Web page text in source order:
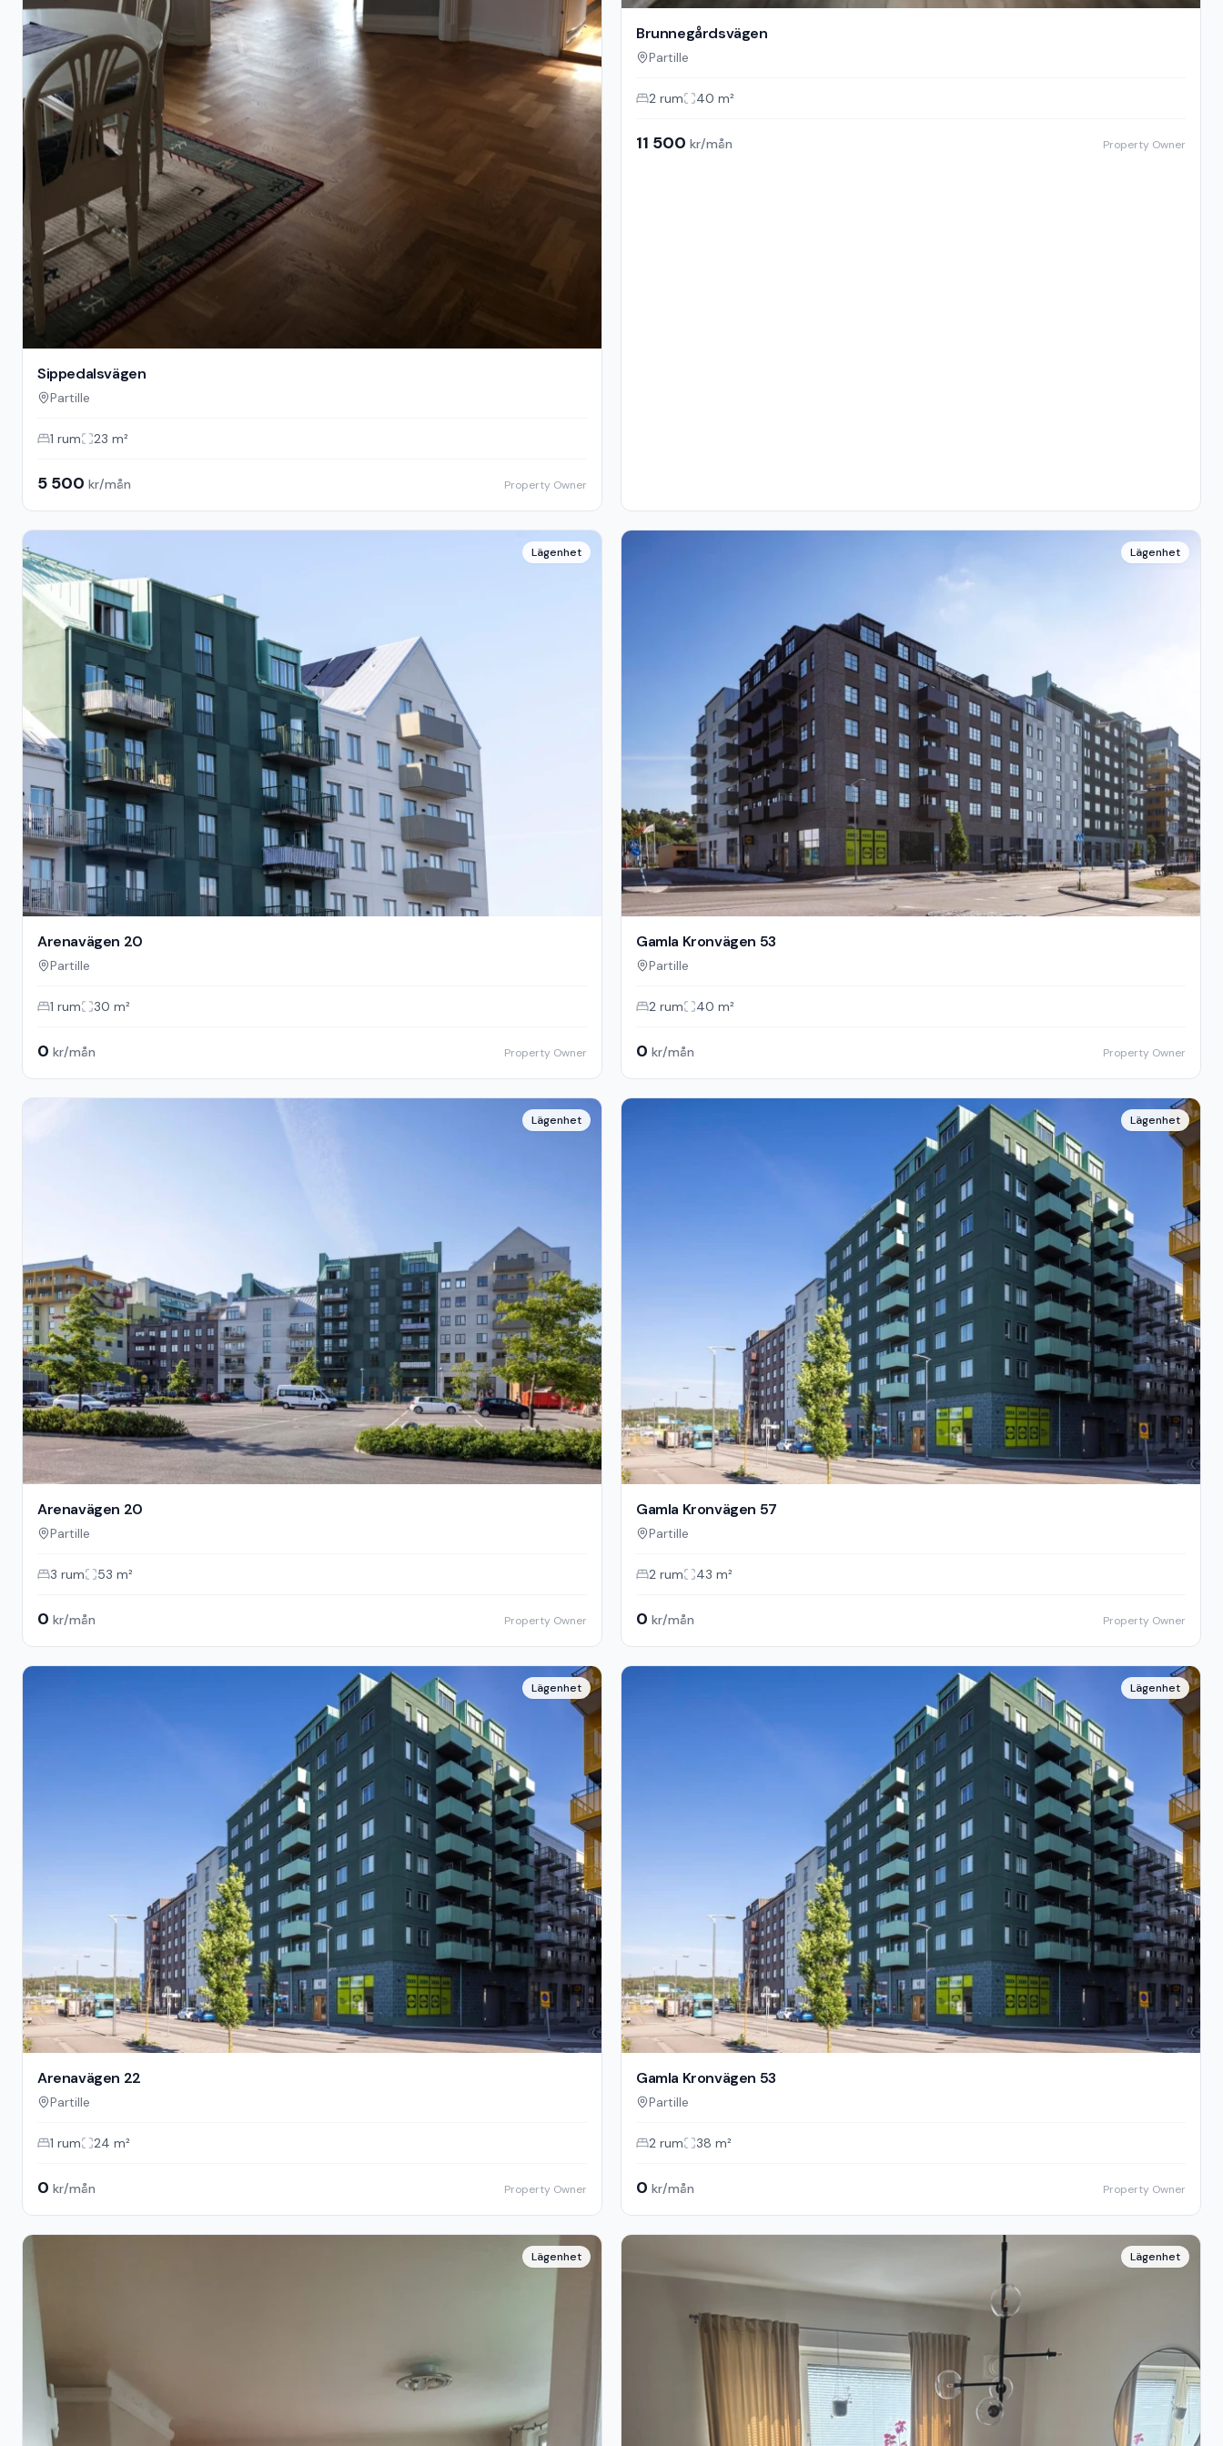
Sippedalsvägen
Partille
1 rum 23 m²
5 500 kr/mån Property Owner
Brunnegårdsvägen
Partille
2 rum 40 m²
11 500 kr/mån Property Owner
Lägenhet
Arenavägen 20
Partille
1 rum 30 m²
0 kr/mån Property Owner
Lägenhet
Gamla Kronvägen 53
Partille
2 rum 40 m²
0 kr/mån Property Owner
Lägenhet
Arenavägen 20
Partille
3 rum 53 m²
0 kr/mån Property Owner
Lägenhet
Gamla Kronvägen 57
Partille
2 rum 43 m²
0 kr/mån Property Owner
Lägenhet
Arenavägen 22
Partille
1 rum 24 m²
0 kr/mån Property Owner
Lägenhet
Gamla Kronvägen 53
Partille
2 rum 38 m²
0 kr/mån Property Owner
Lägenhet Lägenhet